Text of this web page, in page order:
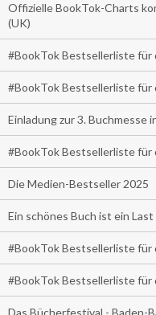
Offizielle BookTok-Charts
(UK)
#BookTok Bestsellerliste für
#BookTok Bestsellerliste für
Einladung zur 3. Buchmesse
#BookTok Bestsellerliste für
Die Medien-Bestseller 2025
Ein schönes Buch ist ein
#BookTok Bestsellerliste für
#BookTok Bestsellerliste
Das Bücherfestival - Baden-